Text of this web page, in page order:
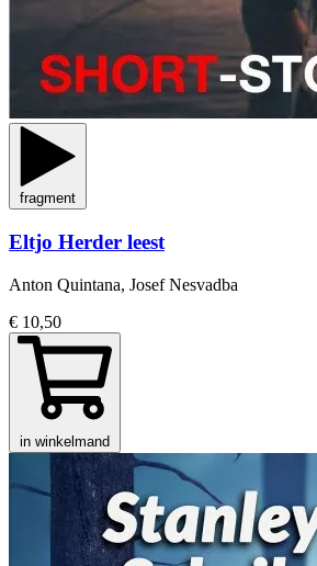
fragment
Eltjo Herder leest
Anton Quintana, Josef Nesvadba
€ 10,50
in winkelmand